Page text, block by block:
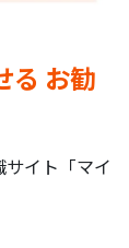
る お勧
イト「マイ